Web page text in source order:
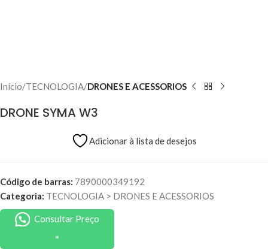
Início TECNOLOGIA DRONES E ACESSORIOS
DRONE SYMA W3
Adicionar à lista de desejos
Código de barras: 7890000349192
Categoria: TECNOLOGIA > DRONES E ACESSORIOS
Consultar Preço